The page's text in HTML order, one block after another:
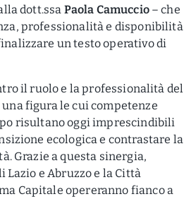
dott.ssa Paola Camuccio – che
professionalità e disponibilità
un testo operativo di
il ruolo e la professionalità del
una figura le cui competenze
risultano oggi imprescindibili
ecologica e contrastare la
Grazie a questa sinergia,
Lazio e Abruzzo e la Città
Capitale opereranno fianco a